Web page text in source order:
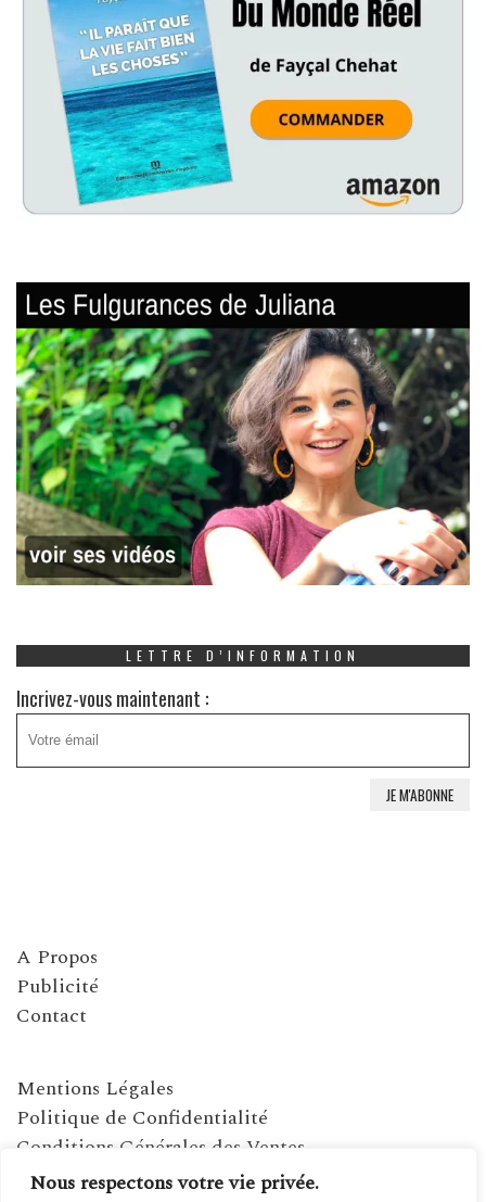
Nous respectons votre vie privée.
LETTRE D’INFORMATION
Incrivez-vous maintenant :
A Propos
Publicité
Contact
Mentions Légales
Politique de Confidentialité
Conditions Générales des Ventes